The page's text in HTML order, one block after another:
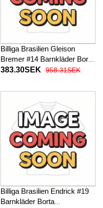
Billiga Brasilien Gleison
Bremer #14 Barnkläder Borta
fotbollskläder till baby VM
byxor)
383.30SEK 958.31SEK
Billiga Brasilien Endrick #19
Barnkläder Borta